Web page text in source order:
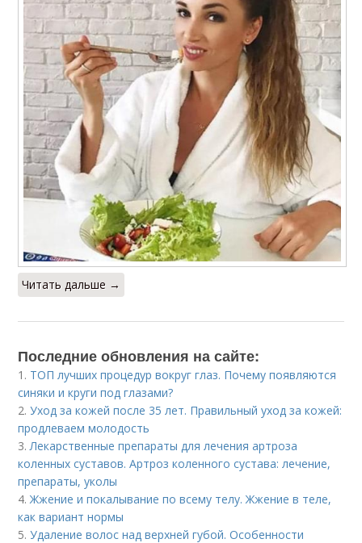
Читать дальше →
Последние обновления на сайте:
1. ТОП лучших процедур вокруг глаз. Почему появляются
синяки и круги под глазами?
2.Уход за кожей после 35 лет. Правильный уход за кожей:
продлеваем молодость
3. Лекарственные препараты для лечения артроза
коленных суставов. Артроз коленного сустава: лечение,
препараты, уколы
4.Жжение и покалывание по всему телу. Жжение в теле,
как вариант нормы
5.Удаление волос над верхней губой. Особенности